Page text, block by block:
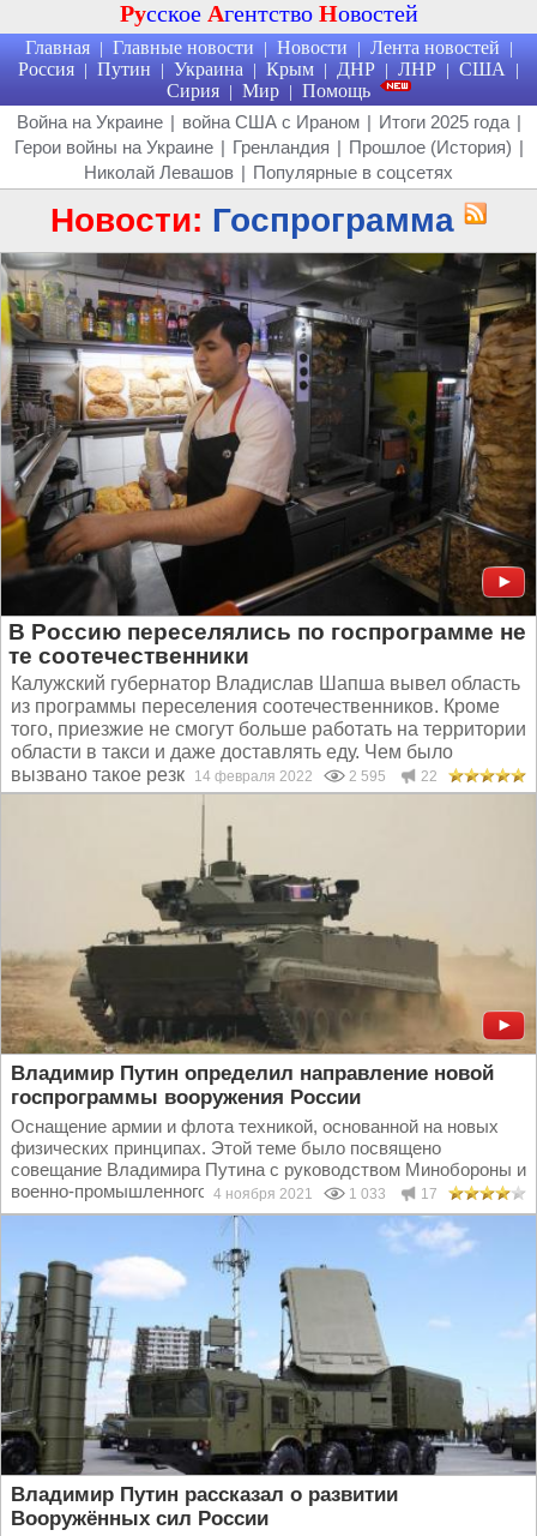
Русское Агентство Новостей
Главная | Главные новости | Новости | Лента новостей |
Россия | Путин | Украина | Крым | ДНР | ЛНР | США |
Сирия | Мир | Помощь
Война на Украине | война США с Ираном | Итоги 2025 года |
Герои войны на Украине | Гренландия | Прошлое (История) |
Николай Левашов | Популярные в соцсетях
Новости: Госпрограмма
В Россию переселялись по госпрограмме не
те соотечественники
Калужский губернатор Владислав Шапша вывел область
из программы переселения соотечественников. Кроме
того, приезжие не смогут больше работать на территории
области в такси и даже доставлять еду. Чем было
вызвано такое резкое решение главы региона и какое...
14 февраля 2022 2 595 22
Владимир Путин определил направление новой
госпрограммы вооружения России
Оснащение армии и флота техникой, основанной на новых
физических принципах. Этой теме было посвящено
совещание Владимира Путина с руководством Минобороны и
военно-промышленного комплекса. Заседание стало...
4 ноября 2021 1 033 17
Владимир Путин рассказал о развитии
Вооружённых сил России